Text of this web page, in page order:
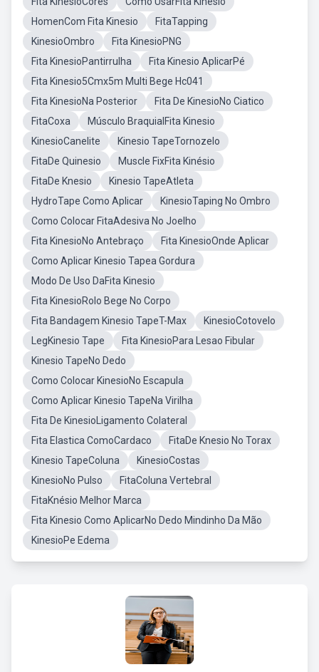
HomenCom Fita Kinesio
FitaTapping
KinesioOmbro
Fita KinesioPNG
Fita KinesioPantirrulha
Fita Kinesio AplicarPé
Fita Kinesio5Cmx5m Multi Bege Hc041
Fita KinesioNa Posterior
Fita De KinesioNo Ciatico
FitaCoxa
Músculo BraquialFita Kinesio
KinesioCanelite
Kinesio TapeTornozelo
FitaDe Quinesio
Muscle FixFita Kinésio
FitaDe Knesio
Kinesio TapeAtleta
HydroTape Como Aplicar
KinesioTaping No Ombro
Como Colocar FitaAdesiva No Joelho
Fita KinesioNo Antebraço
Fita KinesioOnde Aplicar
Como Aplicar Kinesio Tapea Gordura
Modo De Uso DaFita Kinesio
Fita KinesioRolo Bege No Corpo
Fita Bandagem Kinesio TapeT-Max
KinesioCotovelo
LegKinesio Tape
Fita KinesioPara Lesao Fibular
Kinesio TapeNo Dedo
Como Colocar KinesioNo Escapula
Como Aplicar Kinesio TapeNa Virilha
Fita De KinesioLigamento Colateral
Fita Elastica ComoCardaco
FitaDe Knesio No Torax
Kinesio TapeColuna
KinesioCostas
KinesioNo Pulso
FitaColuna Vertebral
FitaKnésio Melhor Marca
Fita Kinesio Como AplicarNo Dedo Mindinho Da Mão
KinesioPe Edema